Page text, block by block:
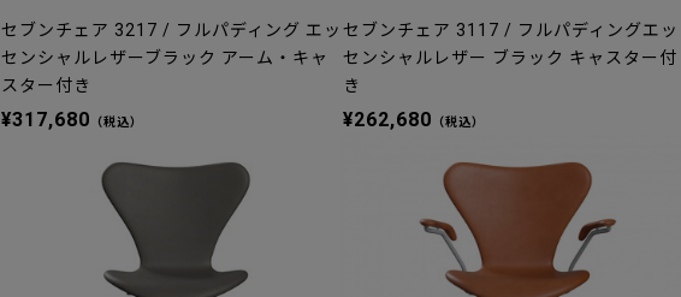
セブンチェア 3217 / フルパディング エッ
センシャルレザーブラック アーム・キャ
スター付き
¥317,680 （税込）
セブンチェア 3117 / フルパディングエッ
センシャルレザー ブラック キャスター付
き
¥262,680 （税込）